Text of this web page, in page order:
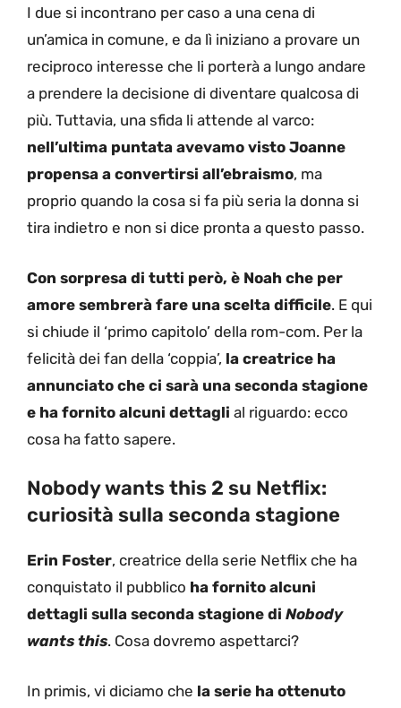
I due si incontrano per caso a una cena di
un’amica in comune, e da lì iniziano a provare un
reciproco interesse che li porterà a lungo andare
a prendere la decisione di diventare qualcosa di
più. Tuttavia, una sfida li attende al varco:
nell’ultima puntata avevamo visto Joanne
propensa a convertirsi all’ebraismo, ma
proprio quando la cosa si fa più seria la donna si
tira indietro e non si dice pronta a questo passo.
Con sorpresa di tutti però, è Noah che per
amore sembrerà fare una scelta difficile. E qui
si chiude il ‘primo capitolo’ della rom-com. Per la
felicità dei fan della ‘coppia’, la creatrice ha
annunciato che ci sarà una seconda stagione
e ha fornito alcuni dettagli al riguardo: ecco
cosa ha fatto sapere.
Nobody wants this 2 su Netflix:
curiosità sulla seconda stagione
Erin Foster, creatrice della serie Netflix che ha
conquistato il pubblico ha fornito alcuni
dettagli sulla seconda stagione di Nobody
wants this. Cosa dovremo aspettarci?
In primis, vi diciamo che la serie ha ottenuto